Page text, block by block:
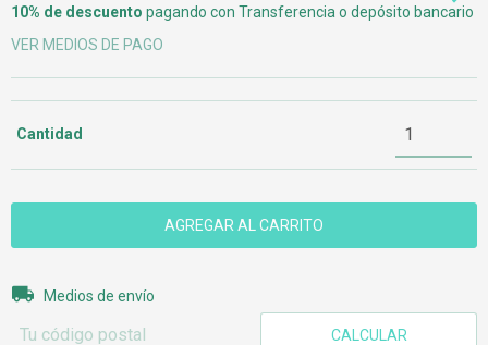
10% de descuento pagando con Transferencia o depósito bancario
VER MEDIOS DE PAGO
Cantidad
Entregas para el CP:
Medios de envío
CALCULAR